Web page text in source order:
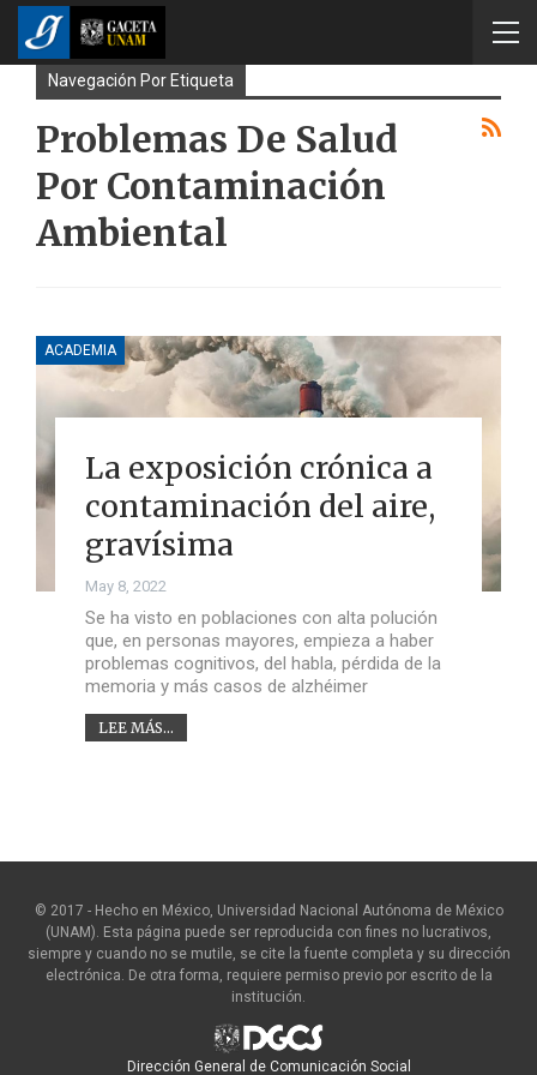
Navegación Por Etiqueta
Problemas De Salud
Por Contaminación
Ambiental
ACADEMIA
La exposición crónica a
contaminación del aire,
gravísima
May 8, 2022
Se ha visto en poblaciones con alta polución
que, en personas mayores, empieza a haber
problemas cognitivos, del habla, pérdida de la
memoria y más casos de alzhéimer
LEE MÁS...
© 2017 - Hecho en México, Universidad Nacional Autónoma de México
(UNAM). Esta página puede ser reproducida con fines no lucrativos,
siempre y cuando no se mutile, se cite la fuente completa y su dirección
electrónica. De otra forma, requiere permiso previo por escrito de la
institución.
Dirección General de Comunicación Social